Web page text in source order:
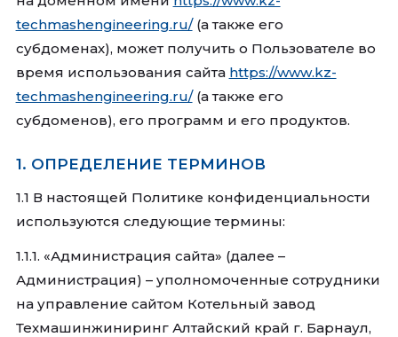
techmashengineering.ru/(а также его
субдоменах), может получить о Пользователе во
время использования сайта https://www.kz-
techmashengineering.ru/(а также его
субдоменов), его программ и его продуктов.
1. ОПРЕДЕЛЕНИЕ ТЕРМИНОВ
1.1 В настоящей Политике конфиденциальности
используются следующие термины:
1.1.1. «Администрация сайта» (далее –
Администрация) – уполномоченные сотрудники
на управление сайтом Котельный завод
Техмашинжиниринг Алтайский край г. Барнаул,